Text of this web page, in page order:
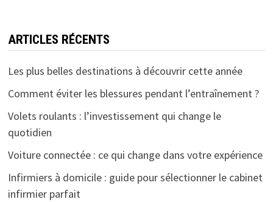
ARTICLES RÉCENTS
Les plus belles destinations à découvrir cette année
Comment éviter les blessures pendant l’entraînement ?
Volets roulants : l’investissement qui change le
quotidien
Voiture connectée : ce qui change dans votre expérience
Infirmiers à domicile : guide pour sélectionner le cabinet
infirmier parfait